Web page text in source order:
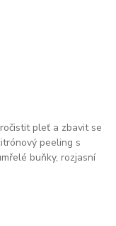
pleť a zbavit se
peeling s
buňky, rozjasní